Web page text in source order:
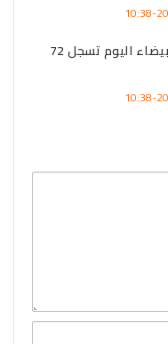
أسعار الدواجن البيضاء اليوم تسجل 72